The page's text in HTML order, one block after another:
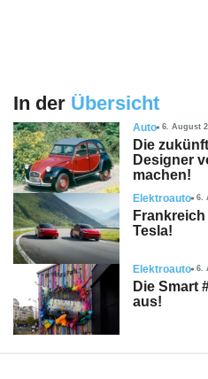
In der Übersicht
Auto 6. August
Die
Designer
machen!
Elektroauto 6.
Tesla!
Elektroauto 6.
Die Smart
aus!